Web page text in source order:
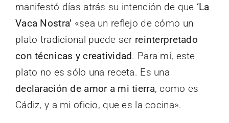
manifestó días atrás su intención de que ‘La
Vaca Nostra’ «sea un reflejo de cómo un
plato tradicional puede ser reinterpretado
con técnicas y creatividad. Para mí, este
plato no es sólo una receta. Es una
declaración de amor a mi tierra, como es
Cádiz, y a mi oficio, que es la cocina».